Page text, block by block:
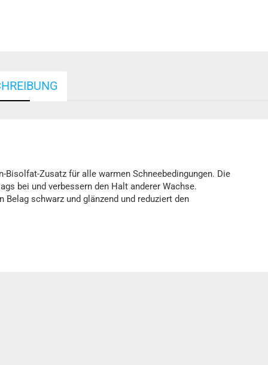
Zusatz für alle warmen Schneebedingungen. Die
bei und verbessern den Halt anderer Wachse.
schwarz und glänzend und reduziert den